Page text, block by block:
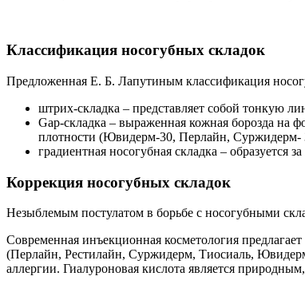
Классификация носогубных складок
Предложенная Е. Б. Лапутиным классификация
штрих-складка – представляет собой тонкую
Gap-складка – выраженная кожная борозда на
плотности (Ювидерм-30, Перлайн, Суржидерм-
градиентная носогубная складка – образуется
Коррекция носогубных складок
Незыблемым постулатом в борьбе с носогубными
Современная инъекционная косметология
(Перлайн, Рестилайн, Суржидерм, Тиосиаль,
аллергии. Гиалуроновая кислота является